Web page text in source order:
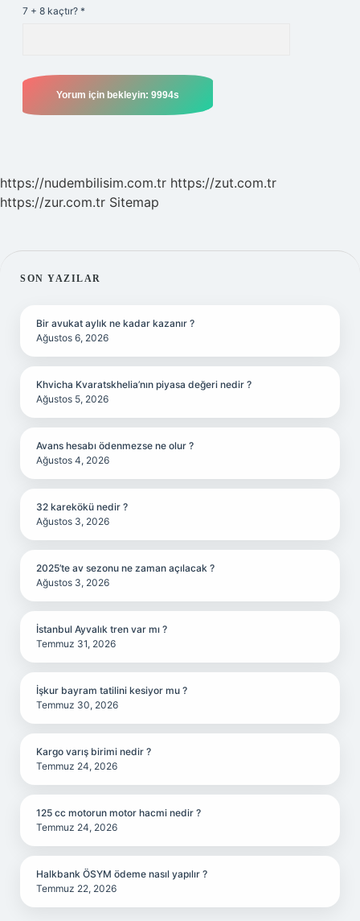
7 + 8 kaçtır? *
https://nudembilisim.com.tr https://zut.com.tr
https://zur.com.tr Sitemap
SIDEBAR
SON YAZILAR
Bir avukat aylık ne kadar kazanır ?
Ağustos 6, 2026
Khvicha Kvaratskhelia’nın piyasa değeri nedir ?
Ağustos 5, 2026
Avans hesabı ödenmezse ne olur ?
Ağustos 4, 2026
32 karekökü nedir ?
Ağustos 3, 2026
2025’te av sezonu ne zaman açılacak ?
Ağustos 3, 2026
İstanbul Ayvalık tren var mı ?
Temmuz 31, 2026
İşkur bayram tatilini kesiyor mu ?
Temmuz 30, 2026
Kargo varış birimi nedir ?
Temmuz 24, 2026
125 cc motorun motor hacmi nedir ?
Temmuz 24, 2026
Halkbank ÖSYM ödeme nasıl yapılır ?
Temmuz 22, 2026